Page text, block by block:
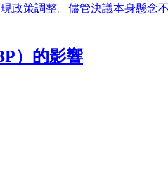
政策調整。儘管決議本身懸念
）的影響